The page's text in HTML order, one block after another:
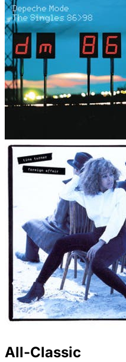
All-Classic